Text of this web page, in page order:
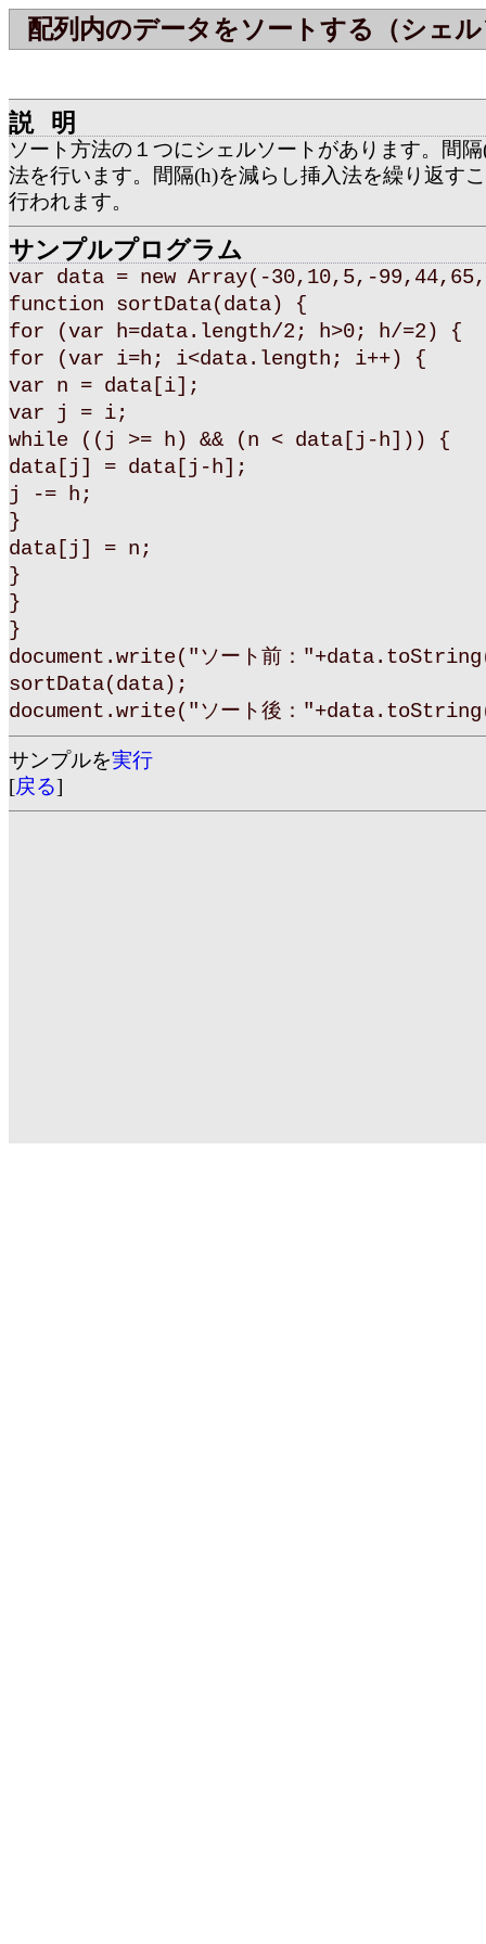
配列内のデータをソートする（シェ
説明
ソート方法の１つにシェルソートがあります。間
法を行います。間隔(h)を減らし挿入法を繰り返す
行われます。
サンプルプログラム
var data = new Array(-30,10,5,-
function sortData(data) {
for (var h=data.length/2; h>0; h/=2) {
for (var i=h; i<data.length; i++) {
var n = data[i];
var j = i;
while ((j >= h) && (n < data[j-h])) {
data[j] = data[j-h];
j -= h;
}
data[j] = n;
}
}
}
document.write("ソート前：
sortData(data);
document.write("ソート後：
サンプルを実行
[戻る]